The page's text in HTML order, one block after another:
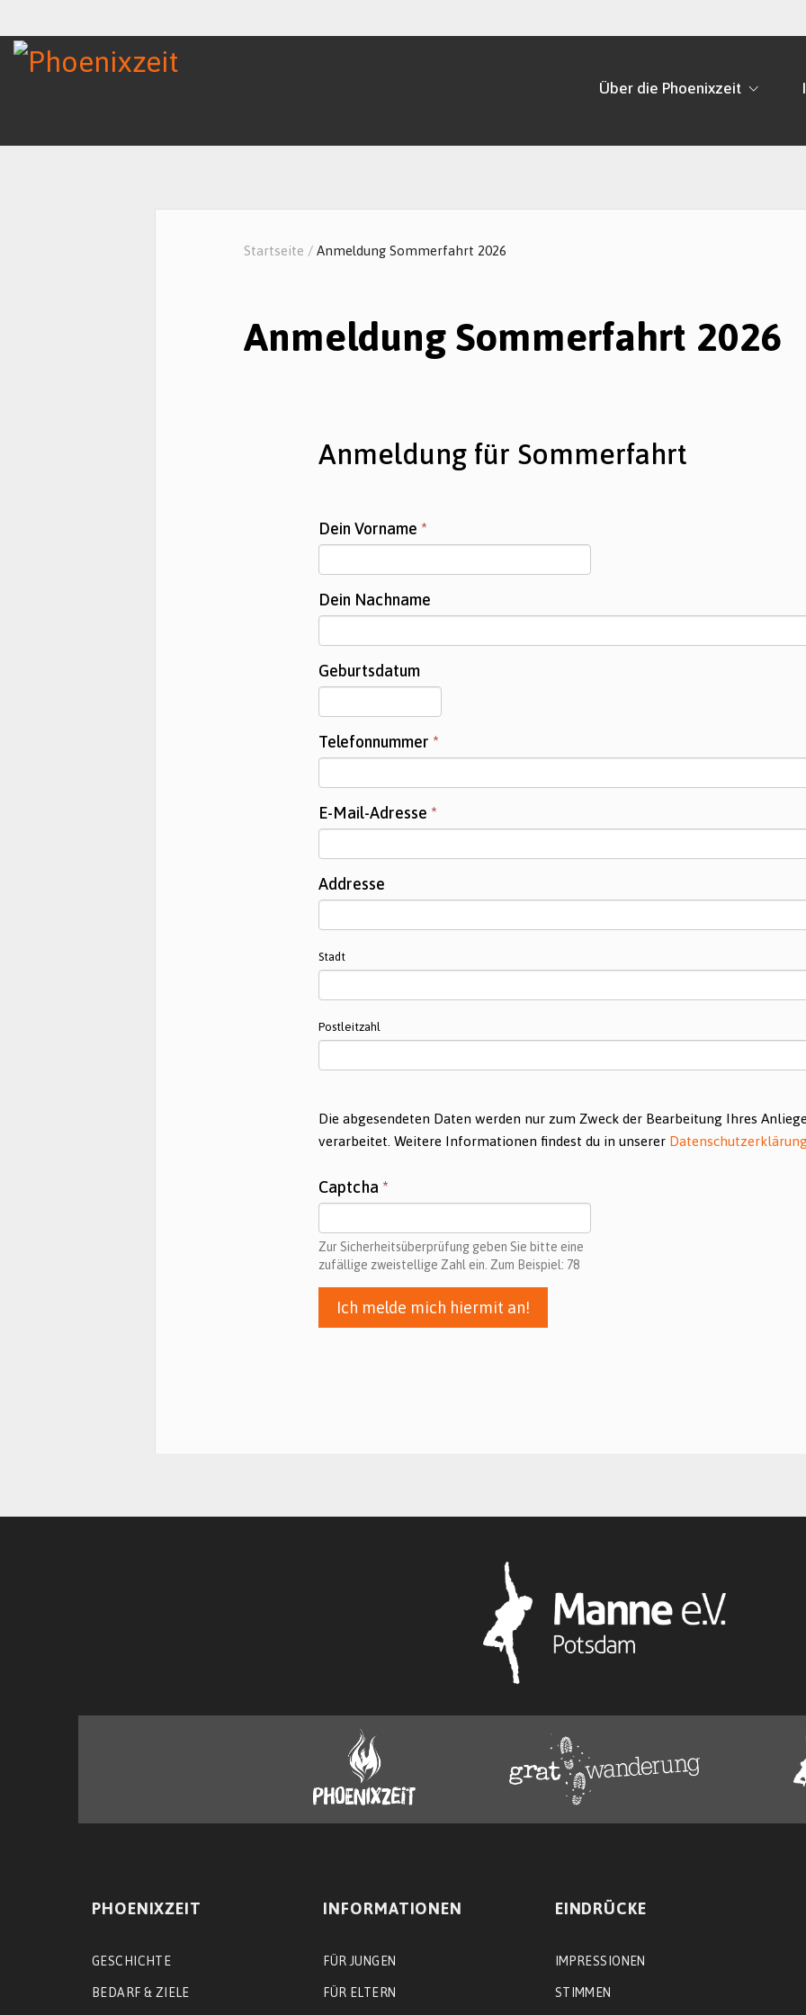
Über die Phoenixzeit
Startseite /Anmeldung Sommerfahrt 2026
Anmeldung Sommerfahrt 2026
Anmeldung für Sommerfahrt
Dein Vorname *
Dein Nachname
Geburtsdatum
Telefonnummer *
E-Mail-Adresse *
Addresse
Stadt
Postleitzahl
Die abgesendeten Daten werden nur zum Zweck der Bearbeitung Ihres
verarbeitet. Weitere Informationen findest du in unserer
Captcha *
Zur Sicherheitsüberprüfung geben Sie bitte eine
zufällige zweistellige Zahl ein. Zum Beispiel: 78
Ich melde mich hiermit an!
PHOENIXZEIT
GESCHICHTE
BEDARF & ZIELE
INFORMATIONEN
FÜR JUNGEN
FÜR ELTERN
EINDRÜCKE
IMPRESSIONEN
STIMMEN